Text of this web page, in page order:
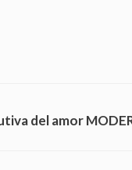
del amor